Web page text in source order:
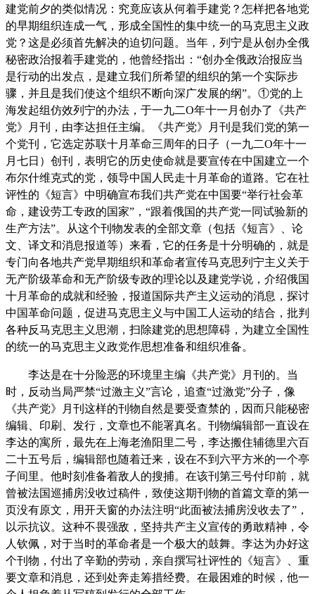
建党前夕的类似情况：究竟应该从何着手建党？怎样把各地党
的早期组织连成一气，形成全国性的集中统一的马克思主义政
党？这是必须首先解决的迫切问题。当年，列宁是从创办全俄
秘密政治报着手建党的，他曾经指出：“创办全俄政治报应当
是行动的出发点，是建立我们所希望的组织的第一个实际步
骤，并且是我们使这个组织不断向深广发展的纲”。①党的上
海发起组仿效列宁的办法，于一九二O年十一月创办了《共产
党》月刊，由李达担任主编。《共产党》月刊是我们党的第一
个党刊，它选定苏联十月革命三周年的日子（一九二O年十一
月七日）创刊，表明它的历史使命就是要宣传在中国建立一个
布尔什维克式的党，领导中国人民走十月革命的道路。它在社
评性的《短言》中明确宣布我们共产党在中国要“举行社会革
命，建设劳工专政的国家”，“跟着俄国的共产党一同试验新的
生产方法”。从这个刊物发表的全部文章（包括《短言》、论
文、译文和消息报道等）来看，它的任务是十分明确的，就是
专门向各地共产党早期组织和革命者宣传马克思列宁主义关于
无产阶级革命和无产阶级专政的理论以及建党学说，介绍俄国
十月革命的成就和经验，报道国际共产主义运动的消息，探讨
中国革命问题，促进马克思主义与中国工人运动的结合，批判
各种反马克思主义思潮，扫除建党的思想障碍，为建立全国性
的统一的马克思主义政党作思想准备和组织准备。
李达是在十分险恶的环境里主编《共产党》月刊的。当
时，反动当局严禁“过激主义”言论，追查“过激党”分子，像
《共产党》月刊这样的刊物自然是要受查禁的，因而只能秘密
编辑、印刷、发行，文章也不能署真名。刊物编辑部一直设在
李达的寓所，最先在上海老渔阳里二号，李达搬住辅德里六百
二十五号后，编辑部也随着迁来，设在不到六平方米的一个亭
子间里。他时刻准备着敌人的搜捕。在该刊第三号付印前，就
曾被法国巡捕房没收过稿件，致使这期刊物的首篇文章的第一
页没有原文，用开天窗的办法注明“此面被法捕房没收去了”，
以示抗议。这种不畏强敌，坚持共产主义宣传的勇敢精神，令
人钦佩，对于当时的革命者是一个极大的鼓舞。李达为办好这
个刊物，付出了辛勤的劳动，亲自撰写社评性的《短言》、重
要文章和消息，还到处奔走筹措经费。在最困难的时候，他一